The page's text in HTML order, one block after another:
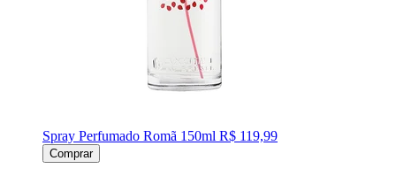
Spray Perfumado Romã 150ml R$ 119,99
Comprar